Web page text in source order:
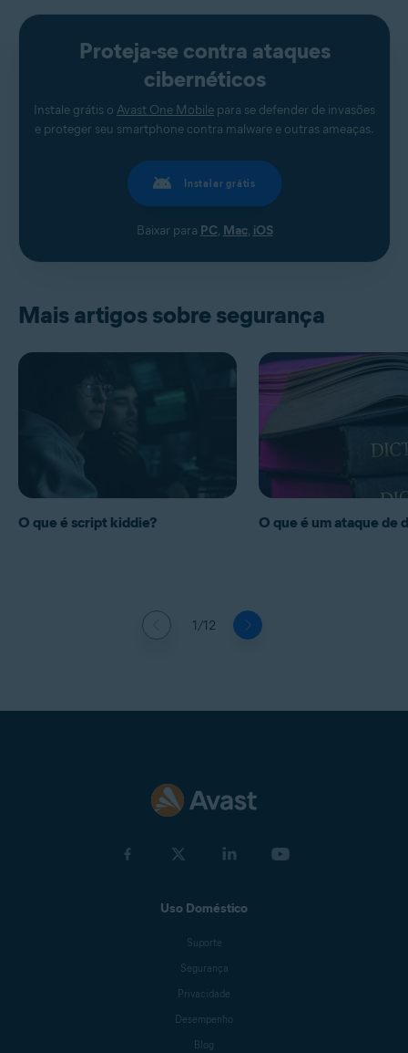
Proteja-se contra ataques
cibernéticos
Instale grátis o Avast One Mobile para se defender de invasões
e proteger seu smartphone contra malware e outras ameaças.
Instalar grátis
Baixar para PC, Mac, iOS
Mais artigos sobre segurança
1/12
O que é script kiddie? O que é um ataque de
Uso Doméstico
Suporte
Segurança
Privacidade
Desempenho
Blog